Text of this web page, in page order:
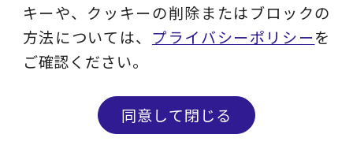
メルマガ登録
キーや、クッキーの削除またはブロックの
方法については、 プライバシーポリシーを
ご確認ください。
同意して閉じる